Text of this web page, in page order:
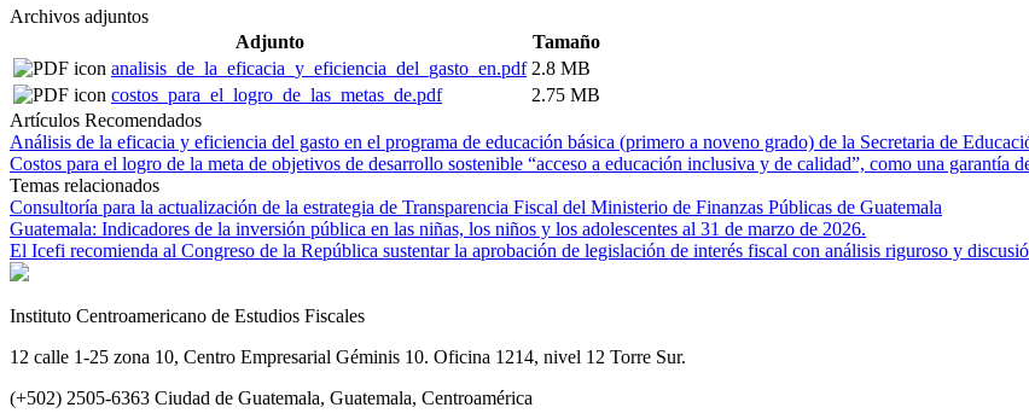
Archivos adjuntos
Adjunto
Tamaño
analisis_de_la_eficacia_y_eficiencia_del_gasto_en.pdf 2.8 MB
costos_para_el_logro_de_las_metas_de.pdf
2.75 MB
Artículos Recomendados
Análisis de la eficacia y eficiencia del gasto en el programa de educación básica (primero a noveno grado) de la Secretaria de
Costos para el logro de la meta de objetivos de desarrollo sostenible “acceso a educación inclusiva y de calidad”, como una garantía
Temas relacionados
Consultoría para la actualización de la estrategia de Transparencia Fiscal del Ministerio de Finanzas Públicas de Guatemala
Guatemala: Indicadores de la inversión pública en las niñas, los niños y los adolescentes al 31 de marzo de 2026.
El Icefi recomienda al Congreso de la República sustentar la aprobación de legislación de interés fiscal con análisis riguroso y
Instituto Centroamericano de Estudios Fiscales
12 calle 1-25 zona 10, Centro Empresarial Géminis 10. Oficina 1214, nivel 12 Torre Sur.
(+502) 2505-6363 Ciudad de Guatemala, Guatemala, Centroamérica